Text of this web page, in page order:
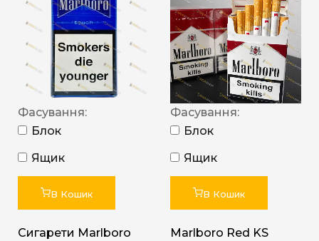
Фасування:
Блок
Ящик
В Кошик
Сигарети Marlboro
Фасування:
Блок
Ящик
В Кошик
Marlboro Red KS